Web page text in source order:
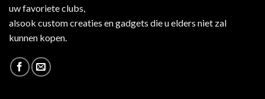
uw favoriete clubs,
alsook custom creaties en gadgets die u elders niet zal
kunnen kopen.